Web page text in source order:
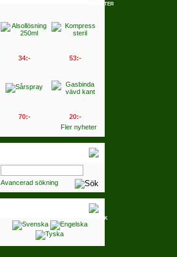
34:- 53:-
70:-
20:-
Fler nyheter
Avancerad sökning